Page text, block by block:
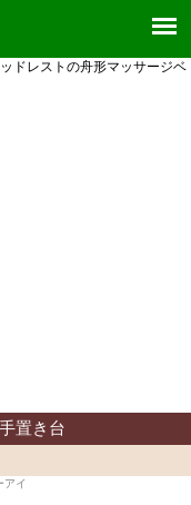
ドレストの舟形マッサージベ
置き台
イ